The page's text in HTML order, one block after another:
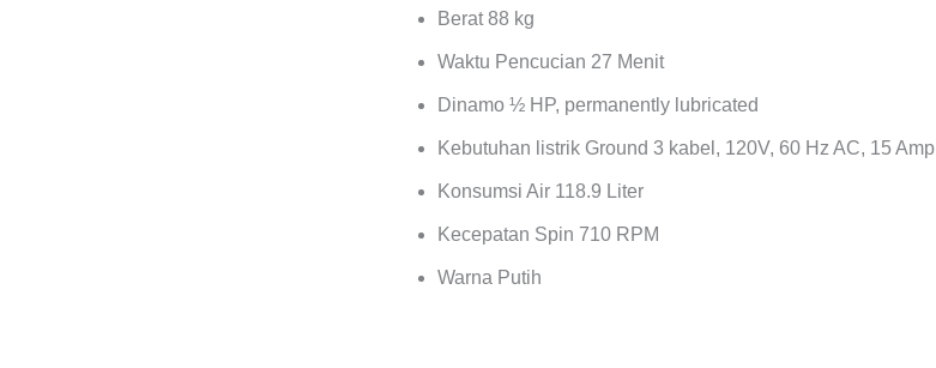
Berat 88 kg
Waktu Pencucian 27 Menit
Dinamo ½ HP, permanently lubricated
Kebutuhan listrik Ground 3 kabel, 120V, 60 Hz AC, 15 Amp
Konsumsi Air 118.9 Liter
Kecepatan Spin 710 RPM
Warna Putih